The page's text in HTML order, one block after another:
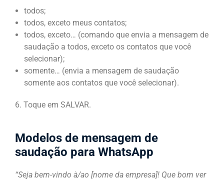
todos;
todos, exceto meus contatos;
todos, exceto… (comando que envia a mensagem de
saudação a todos, exceto os contatos que você
selecionar);
somente… (envia a mensagem de saudação
somente aos contatos que você selecionar).
6. Toque em SALVAR.
Modelos de mensagem de
saudação para WhatsApp
“Seja bem-vindo à/ao [nome da empresa]! Que bom ver